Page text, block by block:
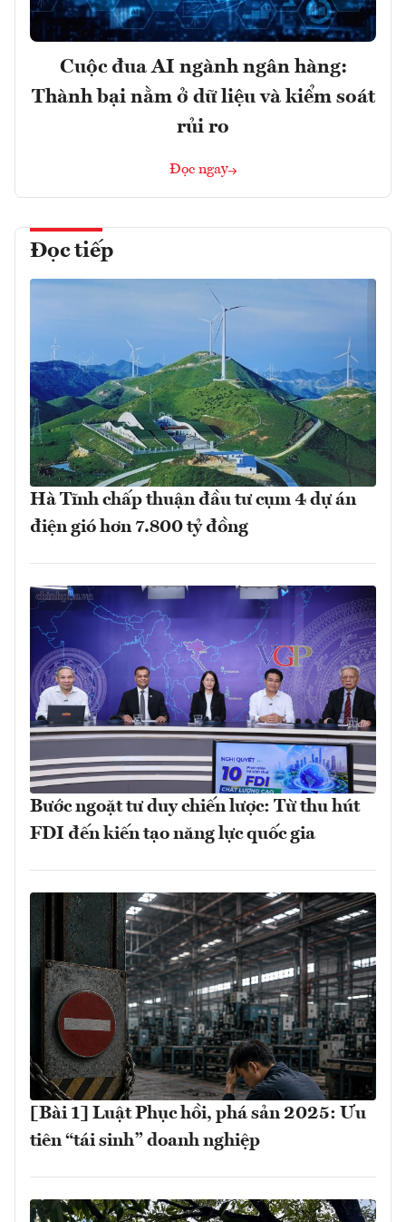
Cuộc đua AI ngành ngân hàng:
Thành bại nằm ở dữ liệu và kiểm soát
rủi ro
Đọc ngay
Đọc tiếp
Hà Tĩnh chấp thuận đầu tư cụm 4 dự án
điện gió hơn 7.800 tỷ đồng
Bước ngoặt tư duy chiến lược: Từ thu hút
FDI đến kiến tạo năng lực quốc gia
[Bài 1] Luật Phục hồi, phá sản 2025: Ưu
tiên “tái sinh” doanh nghiệp